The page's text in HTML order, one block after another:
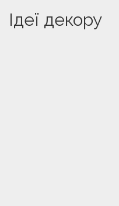
Ідеї декору